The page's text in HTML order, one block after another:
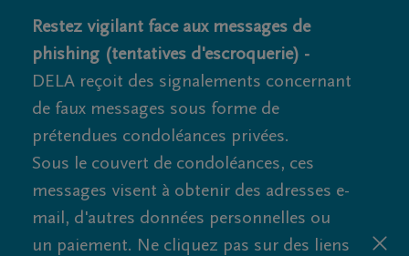
Restez vigilant face aux messages de
phishing (tentatives d'escroquerie) -
DELA reçoit des signalements concernant
de faux messages sous forme de
prétendues condoléances privées.
Sous le couvert de condoléances, ces
messages visent à obtenir des adresses e-
mail, d'autres données personnelles ou
un paiement. Ne cliquez pas sur des liens